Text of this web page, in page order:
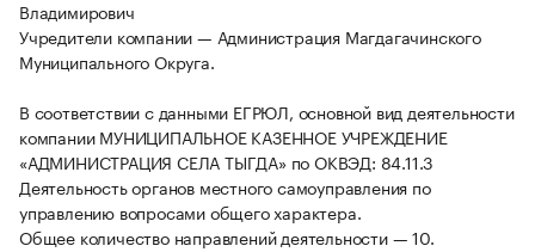
Владимирович
Учредители компании — Администрация Магдагачинского
Муниципального Округа.
В соответствии с данными ЕГРЮЛ, основной вид деятельности
компании МУНИЦИПАЛЬНОЕ КАЗЕННОЕ УЧРЕЖДЕНИЕ
«АДМИНИСТРАЦИЯ СЕЛА ТЫГДА» по ОКВЭД: 84.11.3
Деятельность органов местного самоуправления по
управлению вопросами общего характера.
Общее количество направлений деятельности — 10.